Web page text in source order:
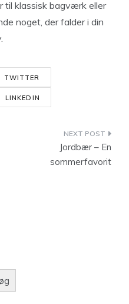
til klassisk bagværk eller
noget, der falder i din
TWITTER
LINKEDIN
Jordbær – En
sommerfavorit